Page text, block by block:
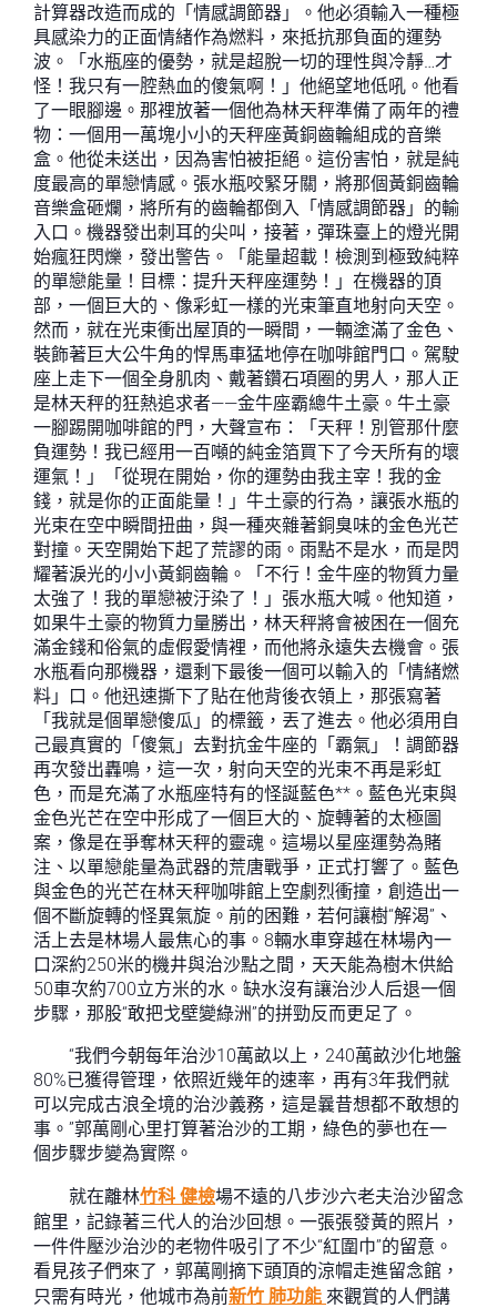
計算器改造而成的「情感調節器」。他必須輸入一種極
具感染力的正面情緒作為燃料，來抵抗那負面的運勢
波。「水瓶座的優勢，就是超脫一切的理性與冷靜…才
怪！我只有一腔熱血的傻氣啊！」他絕望地低吼。他看
了一眼腳邊。那裡放著一個他為林天秤準備了兩年的禮
物：一個用一萬塊小小的天秤座黃銅齒輪組成的音樂
盒。他從未送出，因為害怕被拒絕。這份害怕，就是純
度最高的單戀情感。張水瓶咬緊牙關，將那個黃銅齒輪
音樂盒砸爛，將所有的齒輪都倒入「情感調節器」的輸
入口。機器發出刺耳的尖叫，接著，彈珠臺上的燈光開
始瘋狂閃爍，發出警告。「能量超載！檢測到極致純粹
的單戀能量！目標：提升天秤座運勢！」在機器的頂
部，一個巨大的、像彩虹一樣的光束筆直地射向天空。
然而，就在光束衝出屋頂的一瞬間，一輛塗滿了金色、
裝飾著巨大公牛角的悍馬車猛地停在咖啡館門口。駕駛
座上走下一個全身肌肉、戴著鑽石項圈的男人，那人正
是林天秤的狂熱追求者——金牛座霸總牛土豪。牛土豪
一腳踢開咖啡館的門，大聲宣布：「天秤！別管那什麼
負運勢！我已經用一百噸的純金箔買下了今天所有的壞
運氣！」「從現在開始，你的運勢由我主宰！我的金
錢，就是你的正面能量！」牛土豪的行為，讓張水瓶的
光束在空中瞬間扭曲，與一種夾雜著銅臭味的金色光芒
對撞。天空開始下起了荒謬的雨。雨點不是水，而是閃
耀著淚光的小小黃銅齒輪。「不行！金牛座的物質力量
太強了！我的單戀被汙染了！」張水瓶大喊。他知道，
如果牛土豪的物質力量勝出，林天秤將會被困在一個充
滿金錢和俗氣的虛假愛情裡，而他將永遠失去機會。張
水瓶看向那機器，還剩下最後一個可以輸入的「情緒燃
料」口。他迅速撕下了貼在他背後衣領上，那張寫著
「我就是個單戀傻瓜」的標籤，丟了進去。他必須用自
己最真實的「傻氣」去對抗金牛座的「霸氣」！調節器
再次發出轟鳴，這一次，射向天空的光束不再是彩虹
色，而是充滿了水瓶座特有的怪誕藍色**。藍色光束與
金色光芒在空中形成了一個巨大的、旋轉著的太極圖
案，像是在爭奪林天秤的靈魂。這場以星座運勢為賭
注、以單戀能量為武器的荒唐戰爭，正式打響了。藍色
與金色的光芒在林天秤咖啡館上空劇烈衝撞，創造出一
個不斷旋轉的怪異氣旋。前的困難，若何讓樹“解渴”、
活上去是林場人最焦心的事。8輛水車穿越在林場內一
口深約250米的機井與治沙點之間，天天能為樹木供給
50車次約700立方米的水。缺水沒有讓治沙人后退一個
步驟，那股“敢把戈壁變綠洲”的拼勁反而更足了。
“我們今朝每年治沙10萬畝以上，240萬畝沙化地盤
80%已獲得管理，依照近幾年的速率，再有3年我們就
可以完成古浪全境的治沙義務，這是曩昔想都不敢想的
事。”郭萬剛心里打算著治沙的工期，綠色的夢也在一
個步驟步變為實際。
就在離林竹科 健檢場不遠的八步沙六老夫治沙留念
館里，記錄著三代人的治沙回想。一張張發黃的照片，
一件件壓沙治沙的老物件吸引了不少“紅圍巾”的留意。
看見孩子們來了，郭萬剛摘下頭頂的涼帽走進留念館，
只需有時光，他城市為前新竹 肺功能 來觀賞的人們講